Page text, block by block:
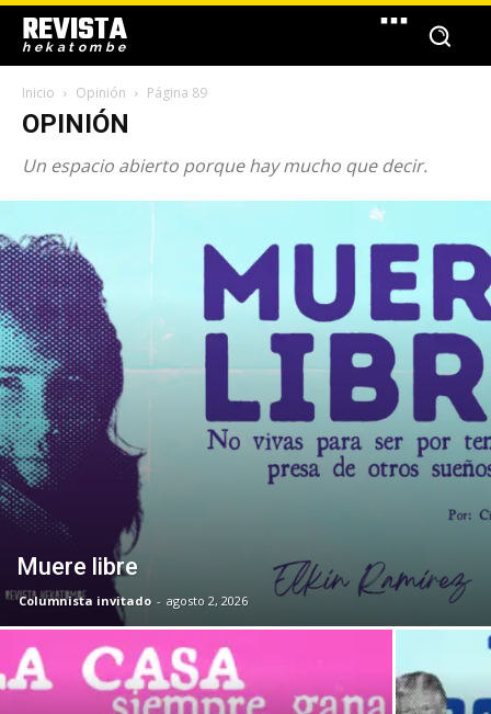
REVISTA
hekatombe
Inicio Opinión Página 89
OPINIÓN
Un espacio abierto porque hay mucho que decir.
Muere libre
Columnista invitado - agosto 2, 2026